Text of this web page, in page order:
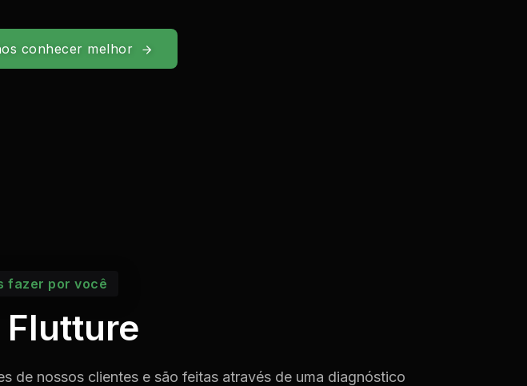
conhecer melhor
fazer por você
de nossos clientes e são feitas através de uma diagnóstico